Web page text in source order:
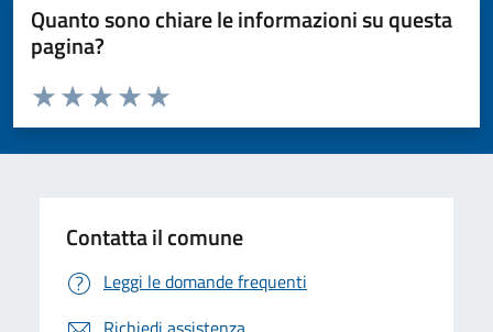
Quanto sono chiare le informazioni su questa
pagina?
Valuta da 1 a 5 stelle la pagina
Valuta 5 stelle su 5
Valuta 4 stelle su 5
Valuta 3 stelle su 5
Valuta 2 stelle su 5
Valuta 1 stelle su 5
Contatta il comune
Leggi le domande frequenti